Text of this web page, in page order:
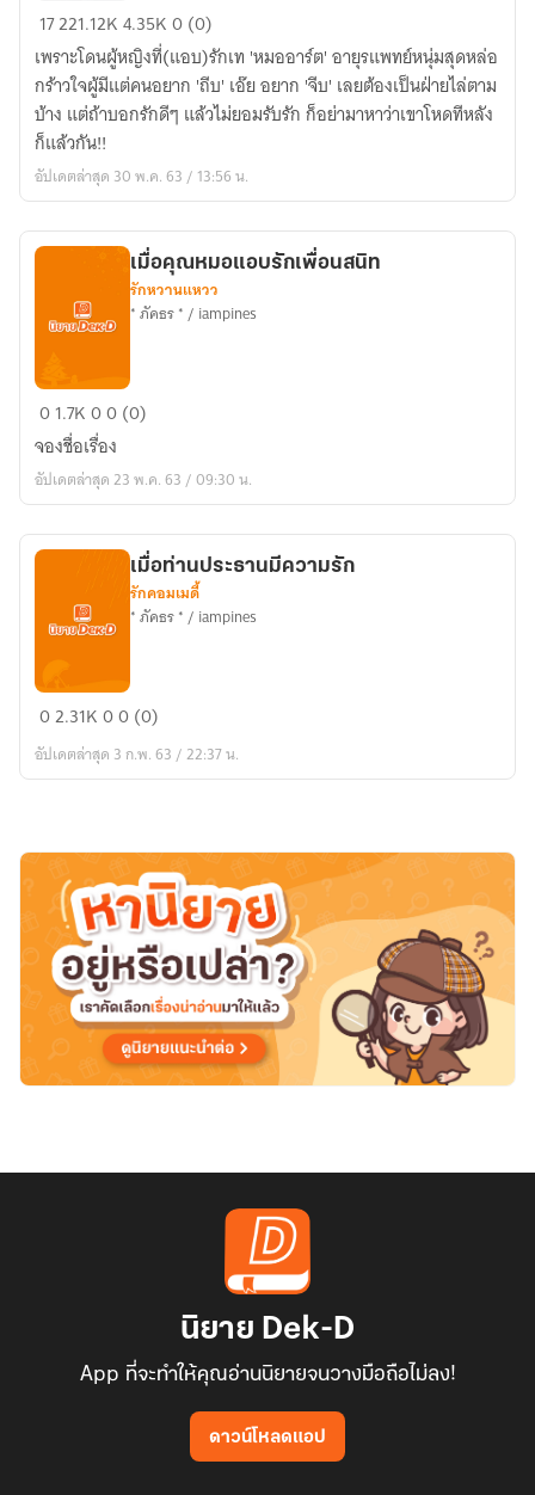
ขอ
(สนพ.Sugar
Beat)
พิมพ์
ครั้ง
ที่
17221.12K4.35K0 (0)
เพราะโดนผู้หญิงที่(แอบ)รักเท 'หมออาร์ต' อายุรแพทย์หนุ่มสุดหล่อ
กร้าวใจผู้มีแต่คนอยาก 'ถีบ' เอ๊ย อยาก 'จีบ' เลยต้องเป็นฝ่ายไล่ตาม
บ้าง แต่ถ้าบอกรักดีๆ แล้วไม่ยอมรับรัก ก็อย่ามาหาว่าเขาโหดทีหลัง
ก็แล้วกัน!!
อัปเดตล่าสุด 30 พ.ค. 63 / 13:56 น.
เมื่อ
คุณ
หมอ
แอบ
เพื่อน
เมื่อคุณหมอแอบรักเพื่อนสนิท
รักหวานแหวว
* ภัคธร * / iampines
01.7K00 (0)
จองชื่อเรื่อง
อัปเดตล่าสุด 23 พ.ค. 63 / 09:30 น.
เมื่อ
ประธาน
รัก
เมื่อท่านประธานมีความรัก
รักคอมเมดี้
* ภัคธร * / iampines
02.31K00 (0)
อัปเดตล่าสุด 3 ก.พ. 63 / 22:37 น.
นิยาย Dek-D
App ที่จะทำให้คุณอ่านนิยายจนวางมือถือไม่ลง!
ดาวน์โหลดแอป